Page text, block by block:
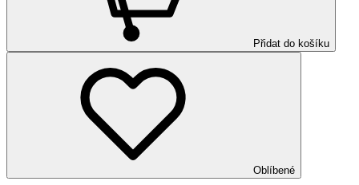
Přidat do košíku
Oblíbené